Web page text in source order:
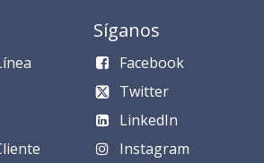
Síganos
Facebook
Twitter
LinkedIn
Instagram